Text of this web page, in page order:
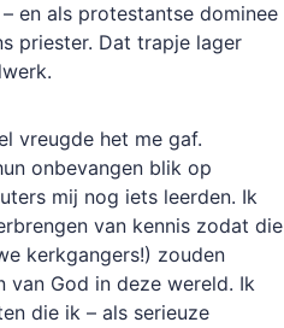
en als protestantse dominee
priester. Dat trapje lager
vreugde het me gaf.
onbevangen blik op
mij nog iets leerden. Ik
van kennis zodat die
kerkgangers!) zouden
van God in deze wereld. Ik
die ik – als serieuze